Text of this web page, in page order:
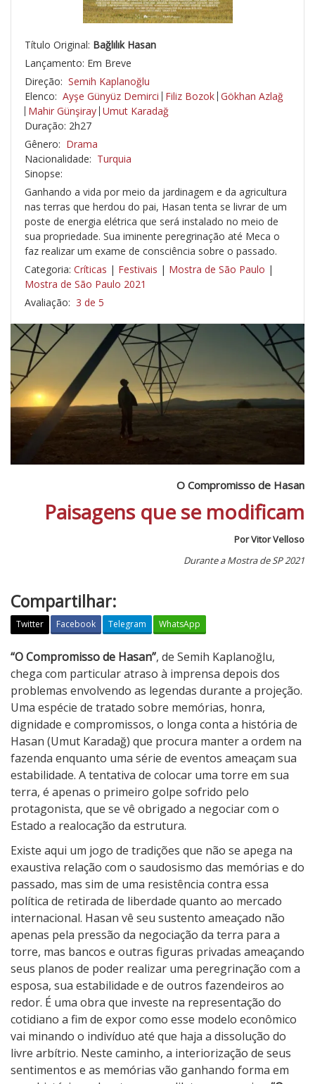
Título Original: Bağlılık Hasan
Lançamento: Em Breve
Direção: Semih Kaplanoğlu
Elenco: Ayşe Günyüz Demirci Filiz Bozok Gökhan Azlağ
Mahir Günşiray Umut Karadağ
Duração: 2h27
Gênero: Drama
Nacionalidade: Turquia
Sinopse:
Ganhando a vida por meio da jardinagem e da agricultura
nas terras que herdou do pai, Hasan tenta se livrar de um
poste de energia elétrica que será instalado no meio de
sua propriedade. Sua iminente peregrinação até Meca o
faz realizar um exame de consciência sobre o passado.
Categoria: Críticas | Festivais | Mostra de São Paulo |
Mostra de São Paulo 2021
Avaliação: 3 de 5
O Compromisso de Hasan
Paisagens que se modificam
Por Vitor Velloso
Durante a Mostra de SP 2021
Compartilhar:
Twitter Facebook Telegram WhatsApp
O
C
o
m
p
r
o
m
i
s
s
d
e
H
a
s
a
n
“O Compromisso de Hasan”, de Semih Kaplanoğlu,
chega com particular atraso à imprensa depois dos
problemas envolvendo as legendas durante a projeção.
Uma espécie de tratado sobre memórias, honra,
dignidade e compromissos, o longa conta a história de
Hasan (Umut Karadağ) que procura manter a ordem na
fazenda enquanto uma série de eventos ameaçam sua
estabilidade. A tentativa de colocar uma torre em sua
terra, é apenas o primeiro golpe sofrido pelo
protagonista, que se vê obrigado a negociar com o
Estado a realocação da estrutura.
Existe aqui um jogo de tradições que não se apega na
exaustiva relação com o saudosismo das memórias e do
passado, mas sim de uma resistência contra essa
política de retirada de liberdade quanto ao mercado
internacional. Hasan vê seu sustento ameaçado não
apenas pela pressão da negociação da terra para a
torre, mas bancos e outras figuras privadas ameaçando
seus planos de poder realizar uma peregrinação com a
esposa, sua estabilidade e de outros fazendeiros ao
redor. É uma obra que investe na representação do
cotidiano a fim de expor como esse modelo econômico
vai minando o indivíduo até que haja a dissolução do
livre arbítrio. Neste caminho, a interiorização de seus
sentimentos e as memórias vão ganhando forma em